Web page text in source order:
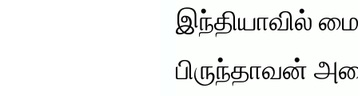
இந்தியாவில்
பிருந்தாவன்